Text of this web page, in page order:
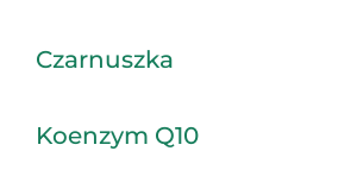
Czarnuszka
Koenzym Q10